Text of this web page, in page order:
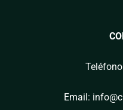
Email: